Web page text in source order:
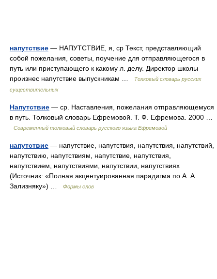
напутствие — НАПУТСТВИЕ, я, ср Текст, представляющий
собой пожелания, советы, поучение для отправляющегося в
путь или приступающего к какому л. делу. Директор школы
произнес напутствие выпускникам …
Толковый словарь русских
существительных
Напутствие — ср. Наставления, пожелания отправляющемуся
в путь. Толковый словарь Ефремовой. Т. Ф. Ефремова. 2000 …
Современный толковый словарь русского языка Ефремовой
напутствие — напутствие, напутствия, напутствия, напутствий,
напутствию, напутствиям, напутствие, напутствия,
напутствием, напутствиями, напутствии, напутствиях
(Источник: «Полная акцентуированная парадигма по А. А.
Зализняку») …
Формы слов